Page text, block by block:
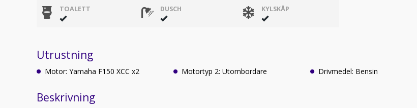
TOALETT DUSCH KYLSKÅP
Utrustning
Motor: Yamaha F150 XCC x2 Motortyp 2: Utombordare Drivmedel: Bensin
Beskrivning